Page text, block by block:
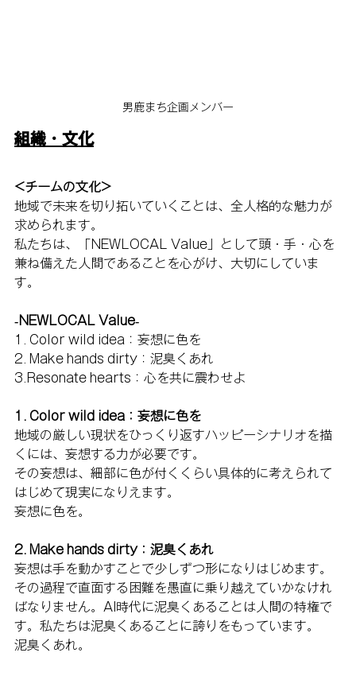
男鹿まち企画メンバー
組織・文化
<チームの文化>
地域で未来を切り拓いていくことは、全人格的な魅力が
求められます。
私たちは、「NEWLOCAL Value」として頭・手・心を
兼ね備えた人間であることを心がけ、大切にしていま
す。
-NEWLOCAL Value-
1. Color wild idea：妄想に色を
2. Make hands dirty：泥臭くあれ
3.Resonate hearts：心を共に震わせよ
1. Color wild idea：妄想に色を
地域の厳しい現状をひっくり返すハッピーシナリオを描
くには、妄想する力が必要です。
その妄想は、細部に色が付くくらい具体的に考えられて
はじめて現実になりえます。
妄想に色を。
2. Make hands dirty：泥臭くあれ
妄想は手を動かすことで少しずつ形になりはじめます。
その過程で直面する困難を愚直に乗り越えていかなけれ
ばなりません。AI時代に泥臭くあることは人間の特権で
す。私たちは泥臭くあることに誇りをもっています。
泥臭くあれ。